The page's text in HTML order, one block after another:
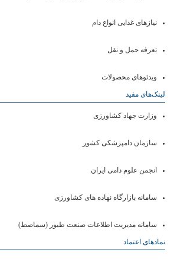
نیازهای غذایی انواع دام
تعرفه حمل و نقل
ویدئو‌های محصولات
لینک‌های مفید
وزارت جهاد کشاورزی
سازمان دامپزشکی کشور
انجمن علوم دامی ایران
سامانه بازارگاه نهاده های کشاورزی
سامانه مدیریت اطلاعات صنعت طیور (سماصط)
نمادهای اعتماد